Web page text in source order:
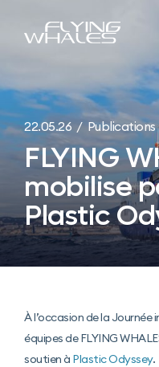
22.05.26 / Publications
FLYING
mobilise
Plastic
À l’occasion de la
équipes de FLYING
soutien à Plastic Odyssey.